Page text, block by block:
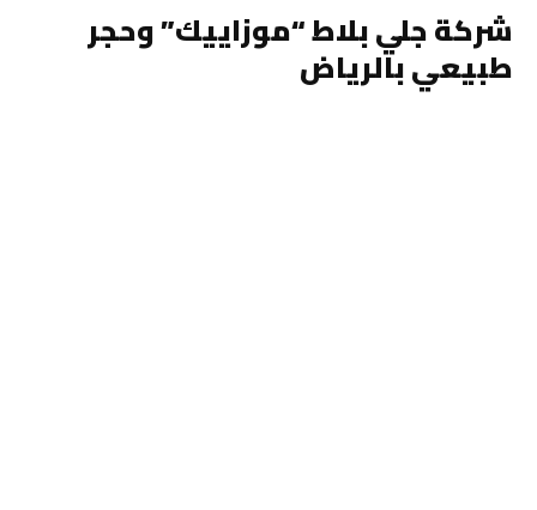
شركة جلي بلاط “موزاييك” وحجر
طبيعي بالرياض